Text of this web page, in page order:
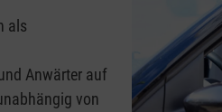
als
Anwärter auf
von